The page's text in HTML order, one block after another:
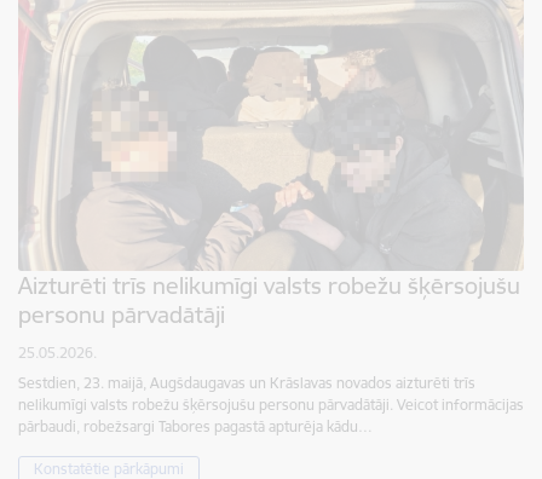
Aizturēti trīs nelikumīgi valsts robežu šķērsojušu
personu pārvadātāji
25.05.2026.
Sestdien, 23. maijā, Augšdaugavas un Krāslavas novados aizturēti trīs
nelikumīgi valsts robežu šķērsojušu personu pārvadātāji. Veicot informācijas
pārbaudi, robežsargi Tabores pagastā apturēja kādu…
Konstatētie pārkāpumi